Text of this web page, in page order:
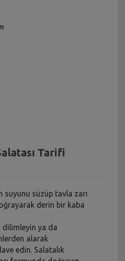
Tarifi
suyunu süzüp tavla zarı
derin bir kaba
dilimleyin ya da
alarak
edin. Salatalık